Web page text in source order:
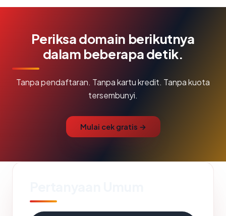
Periksa domain berikutnya
dalam beberapa detik.
Tanpa pendaftaran. Tanpa kartu kredit. Tanpa kuota
tersembunyi.
Mulai cek gratis →